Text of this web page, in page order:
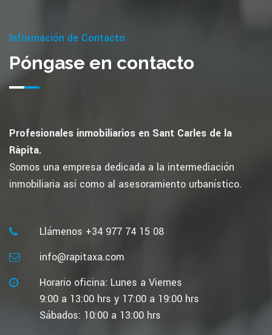
Información de Contacto
Póngase en contacto
Profesionales inmobiliarios en Sant Carles de la
Ràpita.
Somos una empresa dedicada a la intermediación
inmobiliaria así como al asesoramiento urbanístico.
Llámenos +34 977 74 15 08
info@rapitaxa.com
Horario oficina: Lunes a Viernes
9:00 a 13:00 hrs y 17:00 a 19:00 hrs
Sábados: 10:00 a 13:00 hrs